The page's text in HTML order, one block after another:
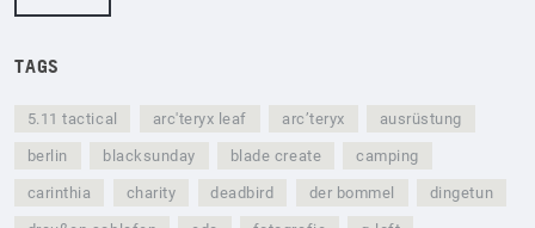
TAGS
5.11 tactical arc'teryx leaf arc’teryx ausrüstung
berlin blacksunday blade create camping
carinthia charity deadbird der bommel dingetun